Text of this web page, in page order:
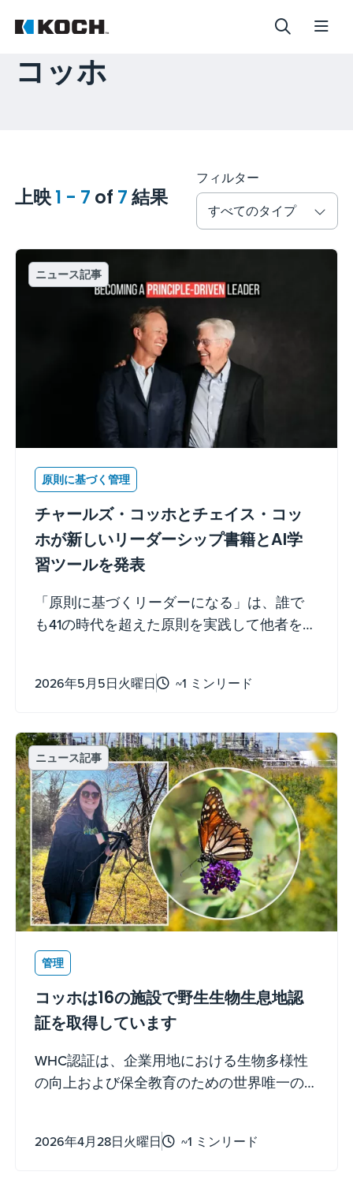
コッホ
上映1 - 7of7結果
フィルター
すべてのタイプ
ニュース記事
原則に基づく管理
チャールズ・コッホとチェイス・コッ
ホが新しいリーダーシップ書籍とAI学
習ツールを発表
「原則に基づくリーダーになる」は、誰で
も41の時代を超えた原則を実践して他者を導
2026年5月5日火曜日 ~1 ミンリード
ニュース記事
管理
コッホは16の施設で野生生物生息地認
証を取得しています
WHC認証は、企業用地における生物多様性
の向上および保全教育のための世界唯一の
く、文書化され、測定可能な継続的な努力
2026年4月28日火曜日 ~1 ミンリード